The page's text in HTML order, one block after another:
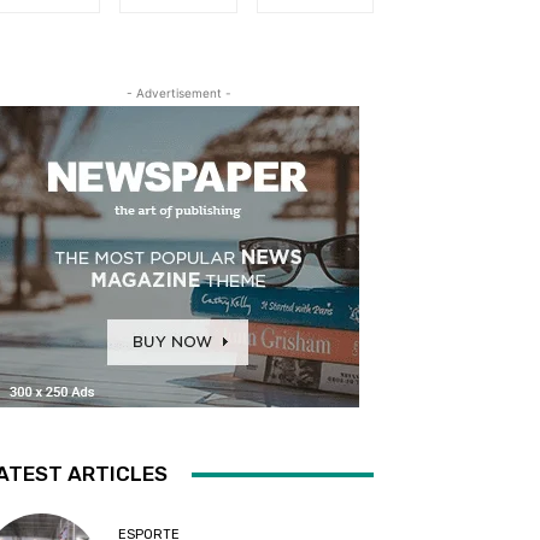
- Advertisement -
ARTICLES
ESPORTE